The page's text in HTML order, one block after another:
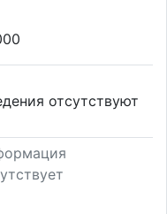
отсутствуют